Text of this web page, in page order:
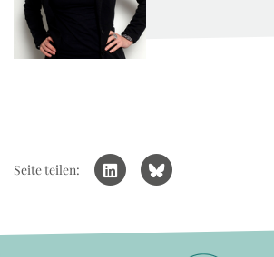
Seite teilen: